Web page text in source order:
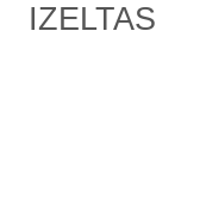
IZELTAS